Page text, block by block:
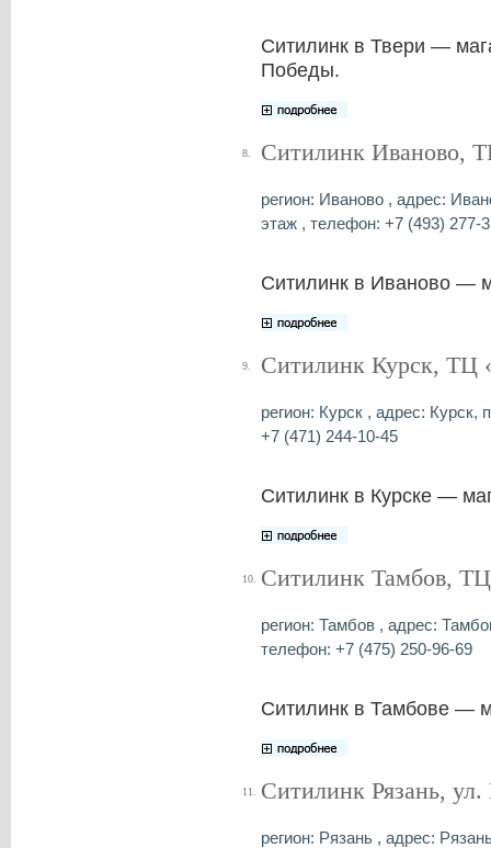
Ситилинк в Твери —
Победы.
8. Ситилинк Иваново,
регион: Иваново , адрес:
этаж , телефон: +7 (493) 277-
Ситилинк в Иваново —
9. Ситилинк Курск, ТЦ
регион: Курск , адрес:
+7 (471) 244-10-45
Ситилинк в Курске —
10. Ситилинк Тамбов,
регион: Тамбов , адрес:
телефон: +7 (475) 250-96-69
Ситилинк в Тамбове —
11. Ситилинк Рязань, ул.
регион: Рязань , адрес: